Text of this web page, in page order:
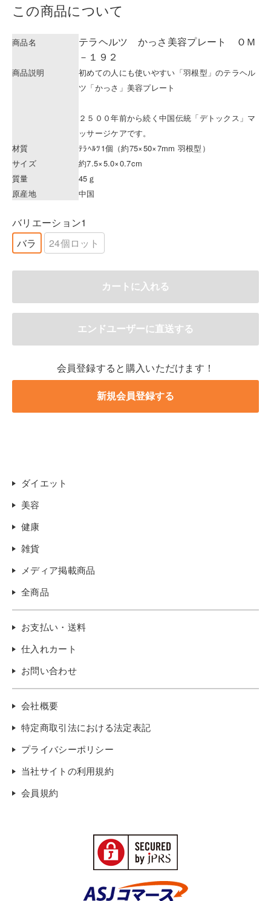
この商品について
商品名
テラヘルツ かっさ美容プレート ＯＭ
－１９２
商品説明
初めての人にも使いやすい「羽根型」のテラヘル
ツ「かっさ」美容プレート
２５００年前から続く中国伝統「デトックス」マ
ッサージケアです。
材質
ﾃﾗﾍﾙﾂ1個（約75×50×7mm 羽根型）
サイズ
約7.5×5.0×0.7cm
質量
45ｇ
原産地
中国
バリエーション1
バラ
24個ロット
会員登録すると購入いただけます！
ダイエット
美容
健康
雑貨
メディア掲載商品
全商品
お支払い・送料
仕入れカート
お問い合わせ
会社概要
特定商取引法における法定表記
プライバシーポリシー
当社サイトの利用規約
会員規約